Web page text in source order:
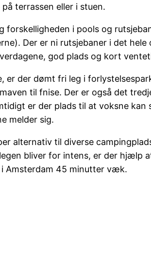
terrassen eller i stuen.
i pools og
Der er ni rutsjebaner i det
god plads og kort
er der dømt fri leg i
til fnise. Der er også det
er der plads til at voksne
melder sig.
alternativ til diverse
bliver for intens, er der hjælp
i Amsterdam 45 minutter væk.